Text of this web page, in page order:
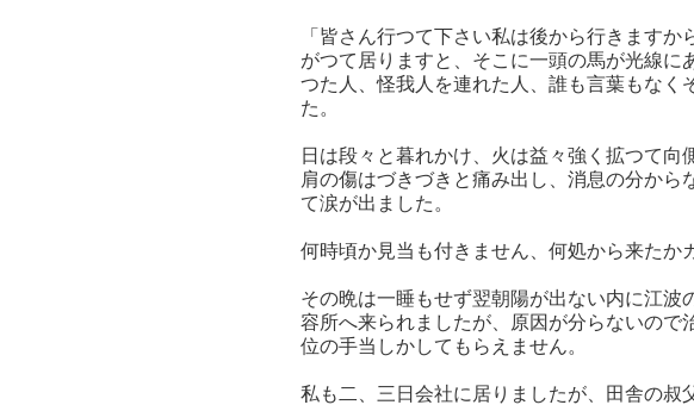
「皆さん行つて下さい私は後から行きます
がつて居りますと、そこに一頭の馬が光線
つた人、怪我人を連れた人、誰も言葉もなく
た。
日は段々と暮れかけ、火は益々強く拡つて
肩の傷はづきづきと痛み出し、消息の分か
て涙が出ました。
何時頃か見当も付きません、何処から来たか
その晩は一睡もせず翌朝陽が出ない内に江
容所へ来られましたが、原因が分らないの
位の手当しかしてもらえません。
私も二、三日会社に居りましたが、田舎の